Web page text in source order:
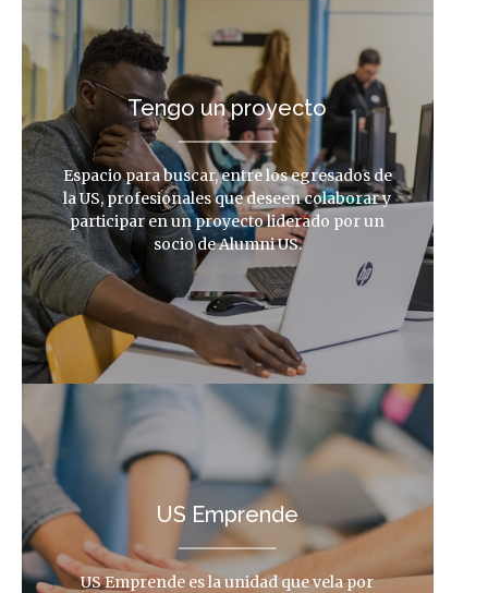
Tengo un proyecto
Espacio para buscar, entre los egresados de
la US, profesionales que deseen colaborar y
participar en un proyecto liderado por un
socio de Alumni US.
US Emprende
US Emprende es la unidad que vela por